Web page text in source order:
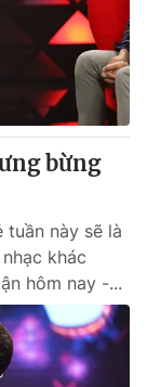
bừng
tuần này sẽ là
khác
hôm nay -...